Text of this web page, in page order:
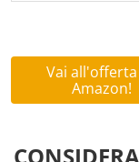
Vai
Amazon!